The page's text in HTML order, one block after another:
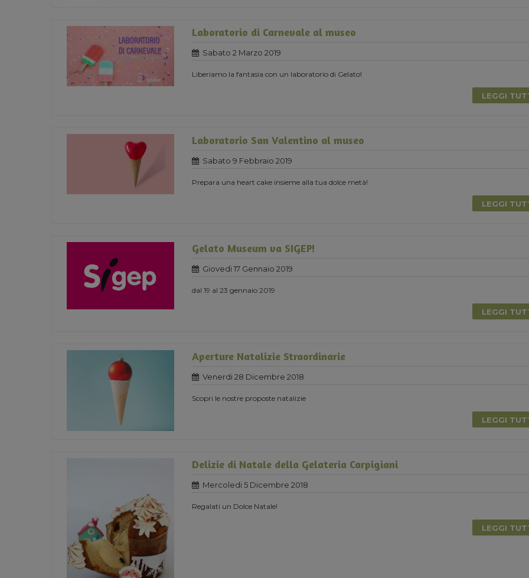
Laboratorio di Carnevale al museo
Sabato 2 Marzo 2019
Liberiamo la fantasia con un laboratorio di Gelato!
LEGGI
Laboratorio San Valentino al museo
Sabato 9 Febbraio 2019
Prepara una heart cake insieme alla tua dolce metà!
LEGGI
Gelato Museum va SIGEP!
Giovedi 17 Gennaio 2019
dal 19 al 23 gennaio 2019
LEGGI
Aperture Natalizie Straordinarie
Venerdi 28 Dicembre 2018
Scopri le nostre proposte natalizie
LEGGI
Delizie di Natale della Gelateria Carpigiani
Mercoledi 5 Dicembre 2018
Regalati un Dolce Natale!
LEGGI